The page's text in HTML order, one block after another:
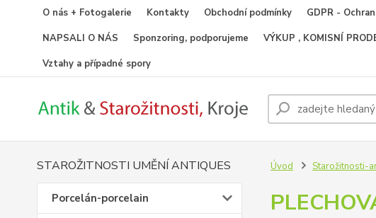
O nás + Fotogalerie Kontakty Obchodní podmínky GDPR -
NAPSALI O NÁS
Sponzoring, podporujeme VÝKUP , KOMISNÍ
Vztahy a případné spory
STAROŽITNOSTI UMĚNÍ ANTIQUES
Porcelán-porcelain
Úvod Starožitnosti-